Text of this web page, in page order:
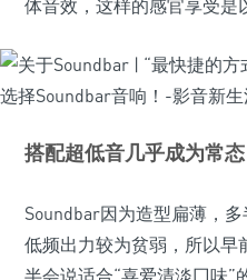
体音效，这样的感官享受是
搭配超低音几乎成为常态
Soundbar因为造型扁薄，
低频出力较为贫弱，所以早
半会说适合“喜爱清淡囗味”